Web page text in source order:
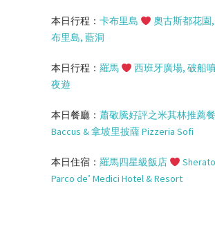
本日行程： 卡布里島 奧古斯都花園,
布里島, 藍洞
本日行程： 羅馬 西班牙廣場, 破船
夜遊
本日餐廳： 蕭敬騰好評之米其林推薦餐
Baccus &拿坡里披薩Pizzeria Sofi
本日住宿： 羅馬四星級飯店
Parco de’ Medici Hotel & Resort